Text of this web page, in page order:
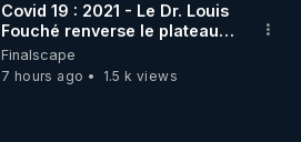
Covid 19 : 2021 - Le Dr. Louis
Fouché renverse le plateau
de CNews !
Finalscape
7 hours ago
1.5 k views